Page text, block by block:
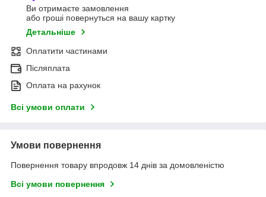
Ви отримаєте замовлення
або гроші повернуться на вашу картку
Детальніше
Оплатити частинами
Післяплата
Оплата на рахунок
Всі умови оплати
Умови повернення
Повернення товару впродовж 14 днів за домовленістю
Всі умови повернення